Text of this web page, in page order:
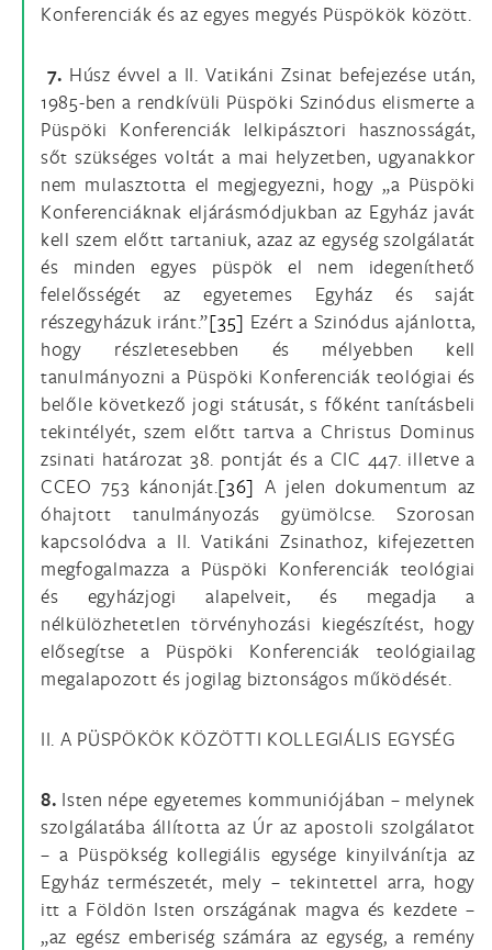
Konferenciák és az egyes megyés Püspökök között.
7. Húsz évvel a II. Vatikáni Zsinat befejezése után,
1985-ben a rendkívüli Püspöki Szinódus elismerte a
Püspöki Konferenciák lelkipásztori hasznosságát,
sőt szükséges voltát a mai helyzetben, ugyanakkor
nem mulasztotta el megjegyezni, hogy „a Püspöki
Konferenciáknak eljárásmódjukban az Egyház javát
kell szem előtt tartaniuk, azaz az egység szolgálatát
és minden egyes püspök el nem idegeníthető
felelősségét az egyetemes Egyház és saját
részegyházuk iránt.”[35] Ezért a Szinódus ajánlotta,
hogy részletesebben és mélyebben kell
tanulmányozni a Püspöki Konferenciák teológiai és
belőle következő jogi státusát, s főként tanításbeli
tekintélyét, szem előtt tartva a Christus Dominus
zsinati határozat 38. pontját és a CIC 447. illetve a
CCEO 753 kánonját.[36] A jelen dokumentum az
óhajtott tanulmányozás gyümölcse. Szorosan
kapcsolódva a II. Vatikáni Zsinathoz, kifejezetten
megfogalmazza a Püspöki Konferenciák teológiai
és egyházjogi alapelveit, és megadja a
nélkülözhetetlen törvényhozási kiegészítést, hogy
elősegítse a Püspöki Konferenciák teológiailag
megalapozott és jogilag biztonságos működését.
II. A PÜSPÖKÖK KÖZÖTTI KOLLEGIÁLIS EGYSÉG
8. Isten népe egyetemes kommuniójában – melynek
szolgálatába állította az Úr az apostoli szolgálatot
– a Püspökség kollegiális egysége kinyilvánítja az
Egyház természetét, mely – tekintettel arra, hogy
itt a Földön Isten országának magva és kezdete –
„az egész emberiség számára az egység, a remény